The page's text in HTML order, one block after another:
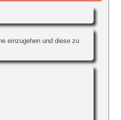
einzugehen und diese zu